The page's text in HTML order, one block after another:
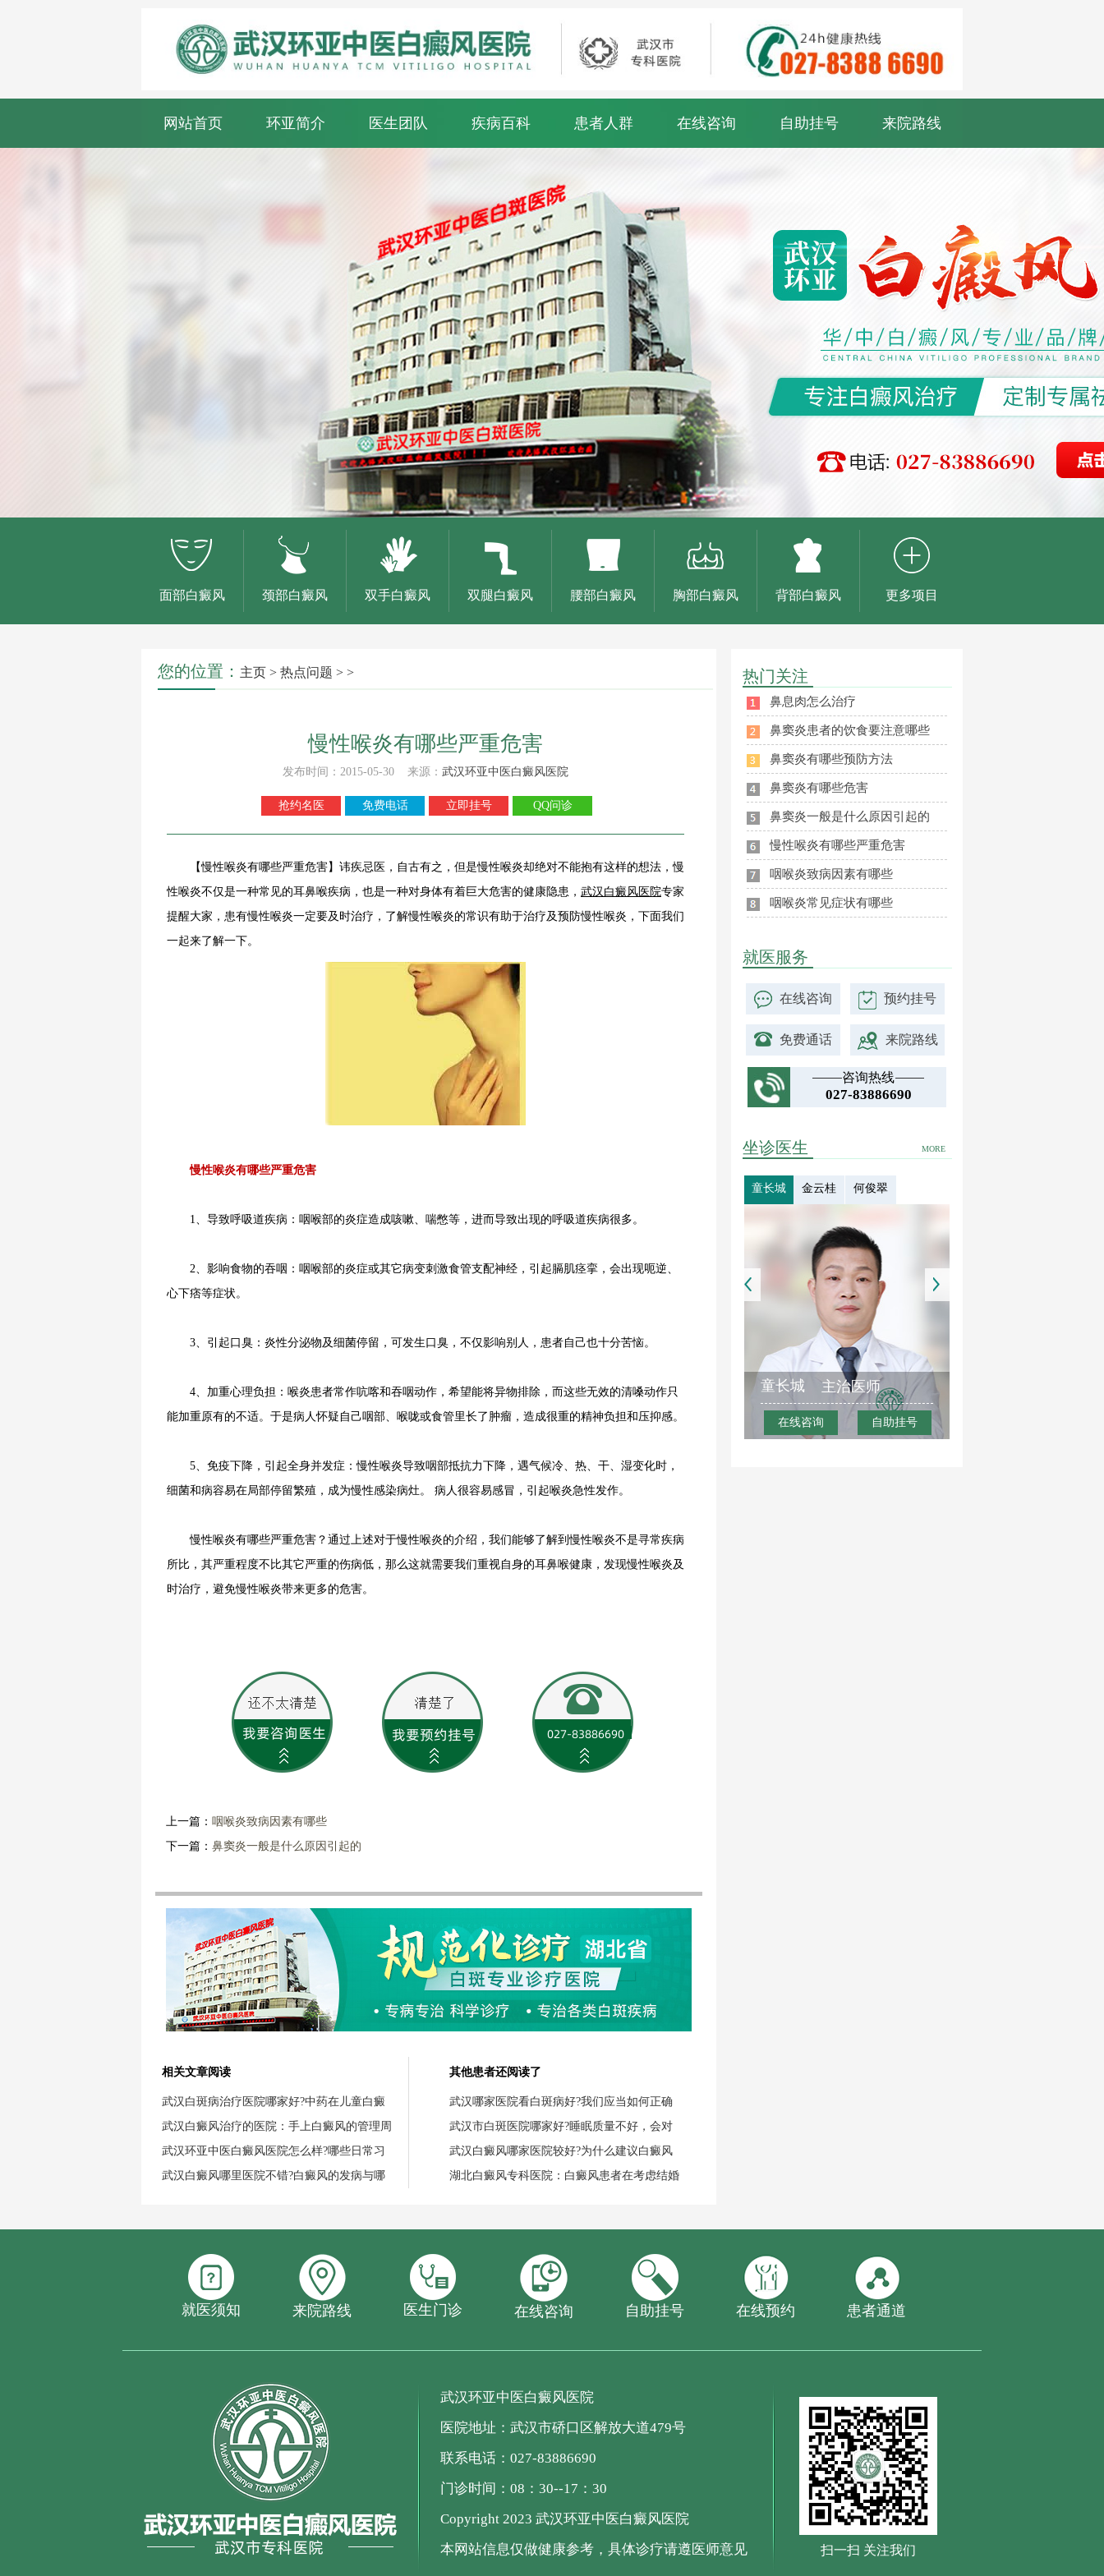
网站首页 环亚简介 医生团队 疾病百科 患者人群 在线咨询 自助挂号 来院路线
面部白癜风 颈部白癜风 双手白癜风 双腿白癜风 腰部白癜风 胸部白癜风 背部白癜风 更多项目
您的位置： 主页 > 热点问题 > >
慢性喉炎有哪些严重危害
发布时间：2015-05-30 来源： 武汉环亚中医白癜风医院
抢约名医 免费电话 立即挂号 QQ问诊
【慢性喉炎有哪些严重危害】讳疾忌医，自古有之，但是慢性喉炎却绝对不能抱有这样的想法，慢
性喉炎不仅是一种常见的耳鼻喉疾病，也是一种对身体有着巨大危害的健康隐患， 武汉白癜风医院专家
提醒大家，患有慢性喉炎一定要及时治疗，了解慢性喉炎的常识有助于治疗及预防慢性喉炎，下面我们
一起来了解一下。
慢性喉炎有哪些严重危害
1、导致呼吸道疾病：咽喉部的炎症造成咳嗽、喘憋等，进而导致出现的呼吸道疾病很多。
2、影响食物的吞咽：咽喉部的炎症或其它病变刺激食管支配神经，引起膈肌痉挛，会出现呃逆、
心下痞等症状。
3、引起口臭：炎性分泌物及细菌停留，可发生口臭，不仅影响别人，患者自己也十分苦恼。
4、加重心理负担：喉炎患者常作吭喀和吞咽动作，希望能将异物排除，而这些无效的清嗓动作只
能加重原有的不适。于是病人怀疑自己咽部、喉咙或食管里长了肿瘤，造成很重的精神负担和压抑感。
5、免疫下降，引起全身并发症：慢性喉炎导致咽部抵抗力下降，遇气候冷、热、干、湿变化时，
细菌和病容易在局部停留繁殖，成为慢性感染病灶。 病人很容易感冒，引起喉炎急性发作。
慢性喉炎有哪些严重危害？通过上述对于慢性喉炎的介绍，我们能够了解到慢性喉炎不是寻常疾病
所比，其严重程度不比其它严重的伤病低，那么这就需要我们重视自身的耳鼻喉健康，发现慢性喉炎及
时治疗，避免慢性喉炎带来更多的危害。
上一篇： 咽喉炎致病因素有哪些
下一篇： 鼻窦炎一般是什么原因引起的
相关文章阅读
武汉白斑病治疗医院哪家好?中药在儿童白癜
武汉白癜风治疗的医院：手上白癜风的管理周
武汉环亚中医白癜风医院怎么样?哪些日常习
武汉白癜风哪里医院不错?白癜风的发病与哪
其他患者还阅读了
武汉哪家医院看白斑病好?我们应当如何正确
武汉市白斑医院哪家好?睡眠质量不好，会对
武汉白癜风哪家医院较好?为什么建议白癜风
湖北白癜风专科医院：白癜风患者在考虑结婚
热门关注
鼻息肉怎么治疗
鼻窦炎患者的饮食要注意哪些
鼻窦炎有哪些预防方法
鼻窦炎有哪些危害
鼻窦炎一般是什么原因引起的
慢性喉炎有哪些严重危害
咽喉炎致病因素有哪些
咽喉炎常见症状有哪些
就医服务
在线咨询 预约挂号
免费通话 来院路线
咨询热线
027-83886690
MORE
坐诊医生
童长城 金云桂 何俊翠
童长城 主治医师
在线咨询 自助挂号
就医须知 来院路线 医生门诊 在线咨询 自助挂号 在线预约 患者通道
武汉环亚中医白癜风医院
医院地址：武汉市硚口区解放大道479号
联系电话：027-83886690
门诊时间：08：30--17：30
Copyright 2023 武汉环亚中医白癜风医院
本网站信息仅做健康参考，具体诊疗请遵医师意见
扫一扫 关注我们